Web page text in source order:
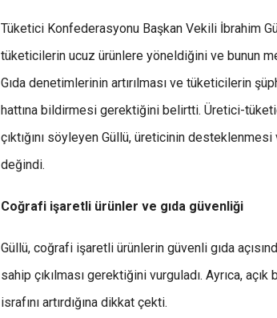
Tüketici Konfederasyonu Başkan Vekili İbrahim
tüketicilerin ucuz ürünlere yöneldiğini ve bunun
Gıda denetimlerinin artırılması ve tüketicilerin
hattına bildirmesi gerektiğini belirtti. Üretici-
çıktığını söyleyen Güllü, üreticinin desteklenmesi
değindi.
Coğrafi işaretli ürünler ve gıda güvenliği
Güllü, coğrafi işaretli ürünlerin güvenli gıda
sahip çıkılması gerektiğini vurguladı. Ayrıca,
israfını artırdığına dikkat çekti.